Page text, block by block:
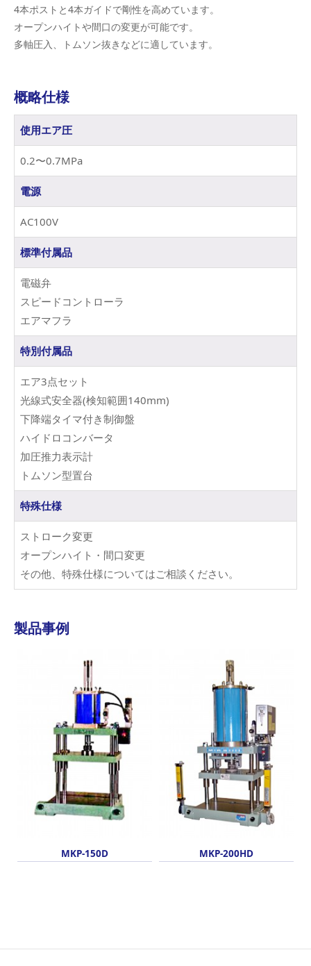
4本ポストと4本ガイドで剛性を高めています。
オープンハイトや間口の変更が可能です。
多軸圧入、トムソン抜きなどに適しています。
概略仕様
使用エア圧
0.2〜0.7MPa
電源
AC100V
標準付属品
電磁弁
スピードコントローラ
エアマフラ
特別付属品
エア3点セット
光線式安全器(検知範囲140mm)
下降端タイマ付き制御盤
ハイドロコンバータ
加圧推力表示計
トムソン型置台
特殊仕様
ストローク変更
オープンハイト・間口変更
その他、特殊仕様についてはご相談ください。
製品事例
MKP-150D MKP-200HD